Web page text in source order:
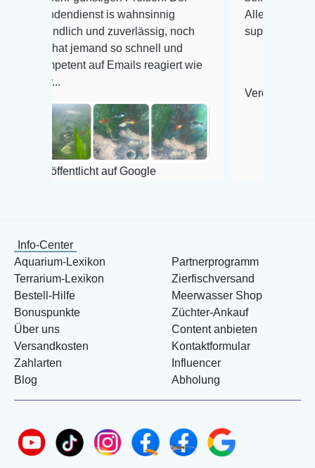
is wahnsinnig
und zuverlässig, noch
jemand so schnell und
auf Emails reagiert wie
auf Google
Alles ist quick lebendig
super Zustand. Gerne
Veröffentlicht auf Google
Info-Center
Aquarium-Lexikon
Terrarium-Lexikon
Bestell-Hilfe
Bonuspunkte
Über uns
Versandkosten
Zahlarten
Blog
Partnerprogramm
Zierfischversand
Meerwasser Shop
Züchter-Ankauf
Content anbieten
Kontaktformular
Influencer
Abholung